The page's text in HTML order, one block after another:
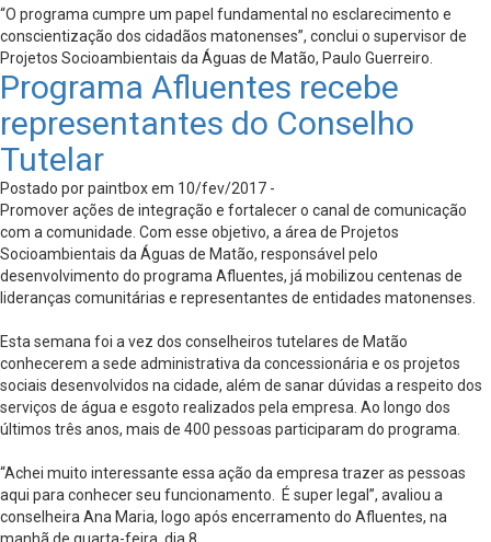
“O programa cumpre um papel fundamental no esclarecimento e
conscientização dos cidadãos matonenses”, conclui o supervisor de
Projetos Socioambientais da Águas de Matão, Paulo Guerreiro.
Programa Afluentes recebe
representantes do Conselho
Tutelar
Postado por paintbox em 10/fev/2017 -
Promover ações de integração e fortalecer o canal de comunicação
com a comunidade. Com esse objetivo, a área de Projetos
Socioambientais da Águas de Matão, responsável pelo
desenvolvimento do programa Afluentes, já mobilizou centenas de
lideranças comunitárias e representantes de entidades matonenses.
Esta semana foi a vez dos conselheiros tutelares de Matão
conhecerem a sede administrativa da concessionária e os projetos
sociais desenvolvidos na cidade, além de sanar dúvidas a respeito dos
serviços de água e esgoto realizados pela empresa. Ao longo dos
últimos três anos, mais de 400 pessoas participaram do programa.
“Achei muito interessante essa ação da empresa trazer as pessoas
aqui para conhecer seu funcionamento. É super legal”, avaliou a
conselheira Ana Maria, logo após encerramento do Afluentes, na